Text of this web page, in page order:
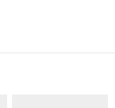
が、後輩の姫原由